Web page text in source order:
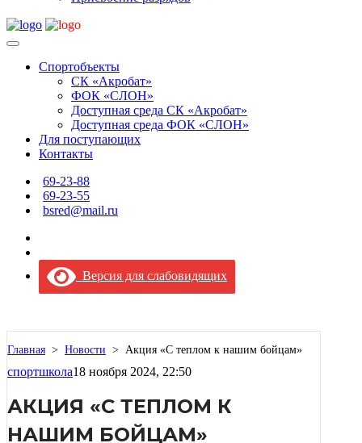
Спортобъекты
СК «Акробат»
ФОК «СЛОН»
Доступная среда СК «Акробат»
Доступная среда ФОК «СЛОН»
Для поступающих
Контакты
69-23-88
69-23-55
bsred@mail.ru
Версия для слабовидящих
Главная > Новости > Акция «С теплом к нашим бойцам»
спортшкола18 ноября 2024, 22:50
АКЦИЯ «С ТЕПЛОМ К
НАШИМ БОЙЦАМ»